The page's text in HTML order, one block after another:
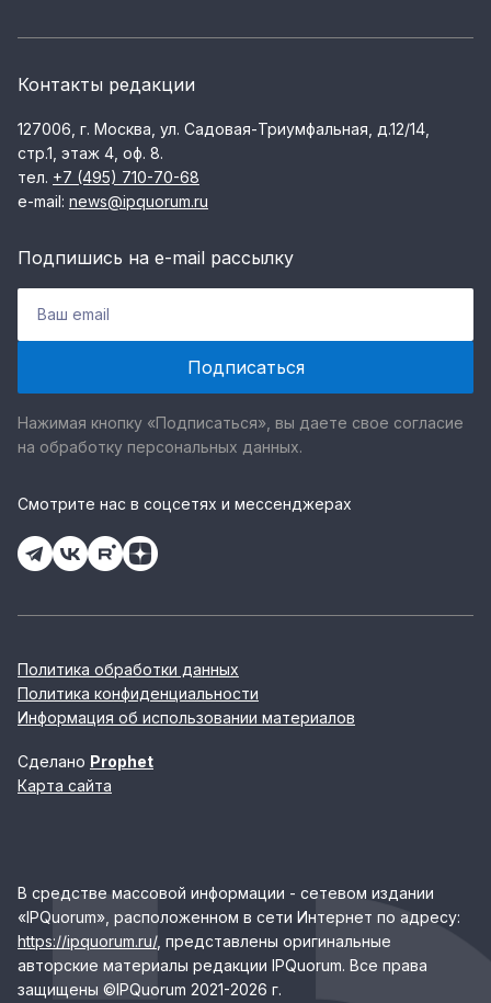
Контакты редакции
127006, г. Москва, ул. Садовая-Триумфальная, д.12/14,
стр.1, этаж 4, оф. 8.
тел. +7 (495) 710-70-68
e-mail: news@ipquorum.ru
Подпишись на e-mail рассылку
Нажимая кнопку «Подписаться», вы даете свое согласие
на обработку персональных данных.
Смотрите нас в соцсетях и мессенджерах
Политика обработки данных
Политика конфиденциальности
Информация об использовании материалов
Сделано Prophet
Карта сайта
В средстве массовой информации - сетевом издании
«IPQuorum», расположенном в сети Интернет по адресу:
https://ipquorum.ru/, представлены оригинальные
авторские материалы редакции IPQuorum. Все права
защищены ©IPQuorum 2021-2026 г.